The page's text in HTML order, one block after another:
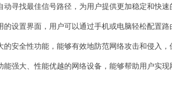
找最佳信号路径，为用户提供更加稳定和快速
置界面，用户可以通过手机或电脑轻松配置路
全性功能，能够有效地防范网络攻击和侵入，
强大、性能优越的网络设备，能够帮助用户实现